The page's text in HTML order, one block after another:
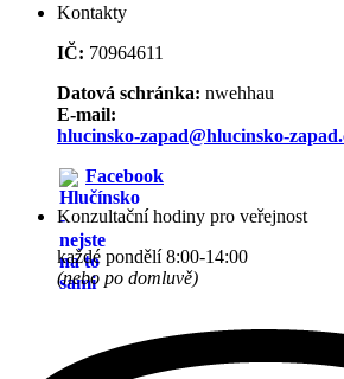
Kontakty
IČ: 70964611
Datová schránka: nwehhau
E-mail:
hlucinsko-zapad@hlucinsko-
Facebook
Konzultační hodiny pro veřejnost
každé pondělí 8:00-14:00
(nebo po domluvě)